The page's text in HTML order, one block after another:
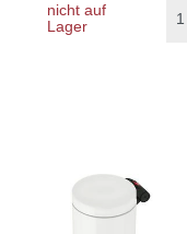
nicht auf
Lager